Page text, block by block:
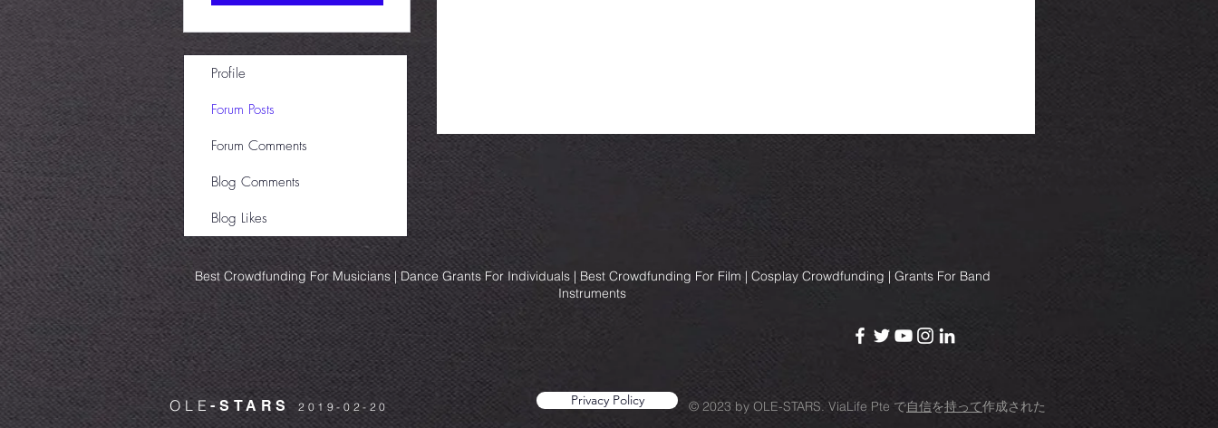
Profile
Forum Posts
Forum Comments
Blog Comments
Blog Likes
Best Crowdfunding For Musicians | Dance Grants For Individuals | Best Crowdfunding For Film | Cosplay Crowdfunding | Grants For Band
Instruments
© 2023 by OLE-STARS.ViaLife Pte で自信を持って作成された
OLE-STARS2019-02-20 Privacy Policy